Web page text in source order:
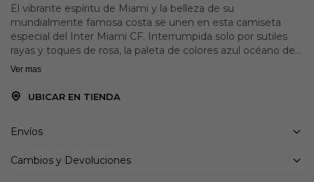
El vibrante espíritu de Miami y la belleza de su
mundialmente famosa costa se unen en esta camiseta
especial del Inter Miami CF. Interrumpida solo por sutiles
rayas y toques de rosa, la paleta de colores azul océano de
esta tercera camiseta aporta una elegancia relajante. El
de Lionel Messi le aportan un toque extra de atractivo. El
Corte ajustado
Ver mas
UBICAR EN TIENDA
Envíos
Cambios y Devoluciones